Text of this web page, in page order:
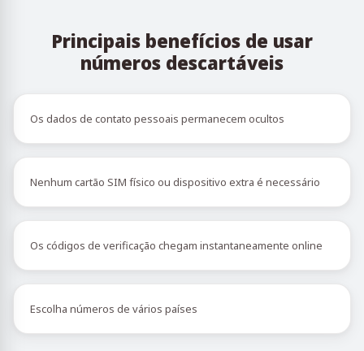
Principais benefícios de usar
números descartáveis
Os dados de contato pessoais permanecem ocultos
Nenhum cartão SIM físico ou dispositivo extra é necessário
Os códigos de verificação chegam instantaneamente online
Escolha números de vários países